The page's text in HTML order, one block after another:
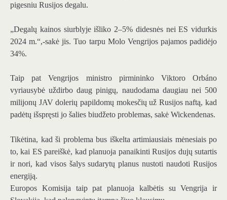
pigesniu Rusijos degalu.
„Degalų kainos siurblyje išliko 2–5% didesnės nei ES vidurkis
2024 m.“,-sakė jis. Tuo tarpu Molo Vengrijos pajamos padidėjo
34%.
Taip pat Vengrijos ministro pirmininko Viktoro Orbáno
vyriausybė uždirbo daug pinigų, naudodama daugiau nei 500
milijonų JAV dolerių papildomų mokesčių už Rusijos naftą, kad
padėtų išspręsti jo šalies biudžeto problemas, sakė Wickendenas.
Tikėtina, kad ši problema bus iškelta artimiausiais mėnesiais po
to, kai ES pareiškė, kad planuoja panaikinti Rusijos dujų sutartis
ir nori, kad visos šalys sudarytų planus nustoti naudoti Rusijos
energiją.
Europos Komisija taip pat planuoja kalbėtis su Vengrija ir